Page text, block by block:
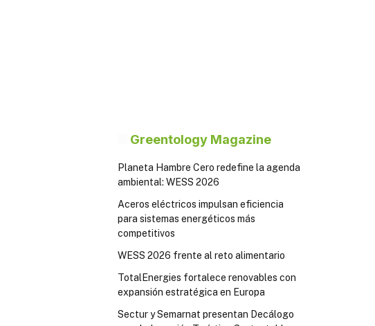
Greentology Magazine
Planeta Hambre Cero redefine la agenda
ambiental: WESS 2026
Aceros eléctricos impulsan eficiencia
para sistemas energéticos más
competitivos
WESS 2026 frente al reto alimentario
TotalEnergies fortalece renovables con
expansión estratégica en Europa
Sectur y Semarnat presentan Decálogo